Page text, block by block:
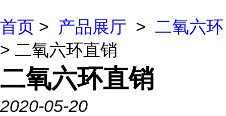
首页 > 产品展厅 > 二氧六环
> 二氧六环直销
二氧六环直销
2020-05-20